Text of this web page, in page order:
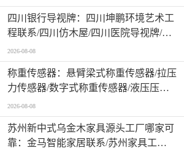
四川银行导视牌：四川坤鹏环境艺术工
程联系/四川仿木屋/四川医院导视牌/四
川发光字/学校导视牌与钣金加工怎么选
2026-08-08
称重传感器：悬臂梁式称重传感器/拉压
力传感器/数字式称重传感器/液压压力
传感器/电子压装压力传感器/压力传感
器
2026-08-08
苏州新中式乌金木家具源头工厂哪家可
靠：金马智能家居联系/苏州家具工